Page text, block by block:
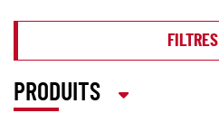
FILTRES
PRODUITS